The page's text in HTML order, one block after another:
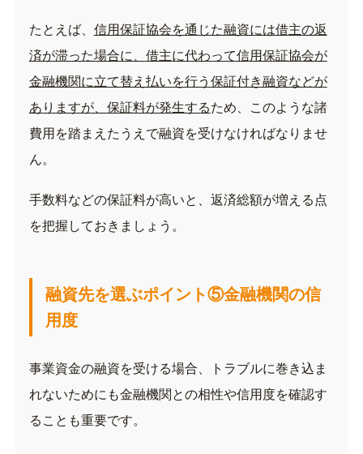
たとえば、 信用保証協会を通じた融資には借主の返
済が滞った場合に、借主に代わって信用保証協会が
金融機関に立て替え払いを行う保証付き融資などが
ありますが、保証料が発生するため、このような諸
費用を踏まえたうえで融資を受けなければなりませ
ん。
手数料などの保証料が高いと、返済総額が増える点
を把握しておきましょう。
融資先を選ぶポイント⑤金融機関の信
用度
事業資金の融資を受ける場合、トラブルに巻き込ま
れないためにも金融機関との相性や信用度を確認す
ることも重要です。